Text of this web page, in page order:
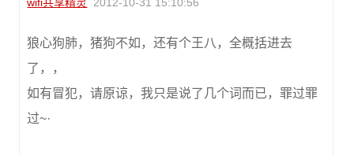
狼心狗肺，猪狗不如，还有个王八，全概括进去
了，，
如有冒犯，请原谅，我只是说了几个词而已，罪过罪
过~·